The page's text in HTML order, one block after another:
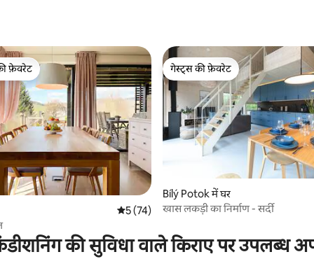
फ़ेवरेट
फ़ेवरेट
औसत रेटिंग 5 में से 5, 74 समीक्षाएँ
5 (74)
गेस्ट्स की फ़ेवरेट
गेस्ट्स की फ़ेवरेट
Bílý Potok में घर
खास लकड़ी का निर्माण - सर्दी
की सुविधा वाले किराए पर उपलब्ध